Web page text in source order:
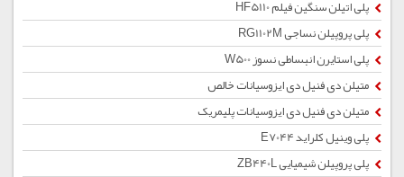
پلی اتیلن سنگین فیلم HF5110
پلی پروپیلن نساجی RG1102M
پلی استایرن انبساطی نسوز W500
متیلن دی فنیل دی ایزوسیانات خالص
متیلن دی فنیل دی ایزوسیانات پلیمریک
پلی وینیل کلراید E7044
پلی پروپیلن شیمیایی ZB440L